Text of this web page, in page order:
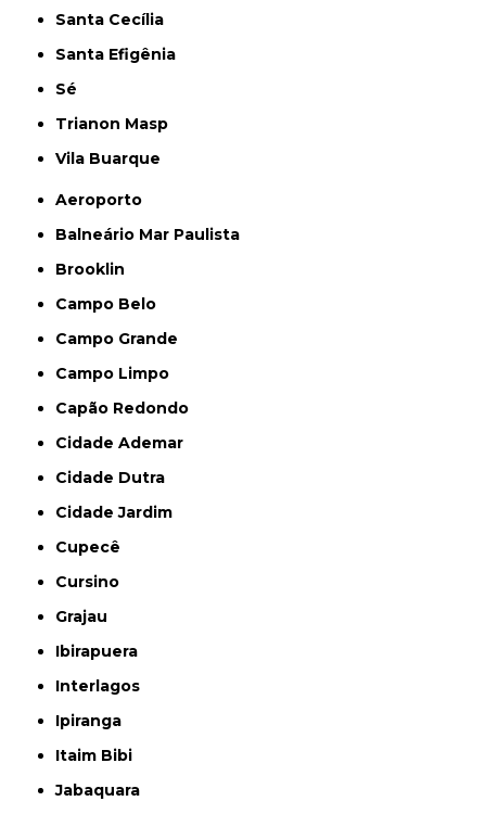
Santa Cecília
Santa Efigênia
Sé
Trianon Masp
Vila Buarque
Aeroporto
Balneário Mar Paulista
Brooklin
Campo Belo
Campo Grande
Campo Limpo
Capão Redondo
Cidade Ademar
Cidade Dutra
Cidade Jardim
Cupecê
Cursino
Grajau
Ibirapuera
Interlagos
Ipiranga
Itaim Bibi
Jabaquara